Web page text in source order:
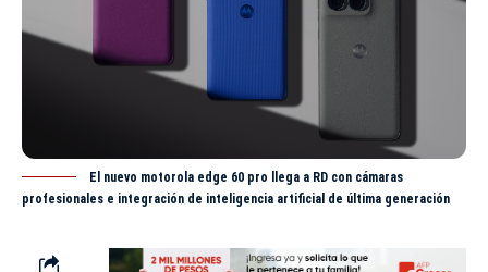
El nuevo motorola edge 60 pro llega a RD con cámaras
profesionales e integración de inteligencia artificial de última generación